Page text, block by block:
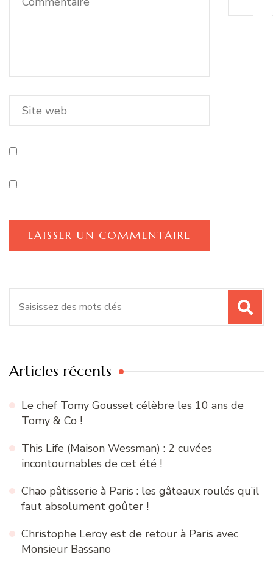
Articles récents
Le chef Tomy Gousset célèbre les 10 ans de
Tomy & Co !
This Life (Maison Wessman) : 2 cuvées
incontournables de cet été !
Chao pâtisserie à Paris : les gâteaux roulés qu’il
faut absolument goûter !
Christophe Leroy est de retour à Paris avec
Monsieur Bassano